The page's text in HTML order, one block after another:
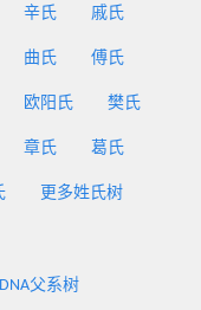
辛氏 戚氏
曲氏 傅氏
欧阳氏 樊氏
章氏 葛氏
更多姓氏树
父系树